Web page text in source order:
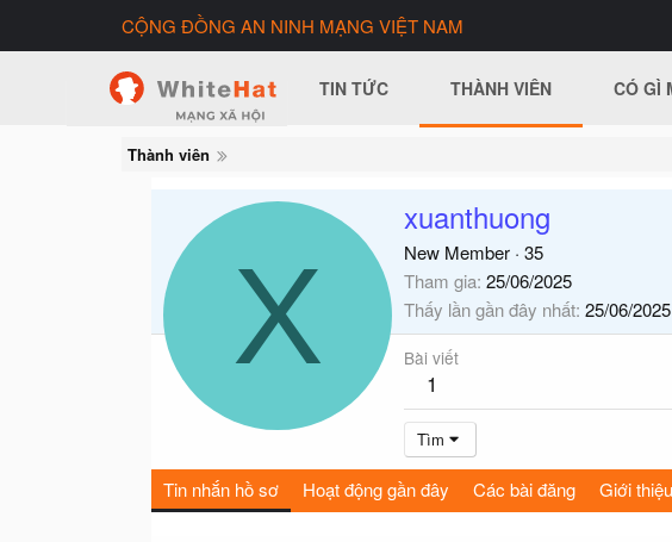
CỘNG ĐỒNG AN NINH MẠNG VIỆT NAM
TIN TỨC THÀNH VIÊN CÓ GÌ
Thành viên
X
xuanthuong
New Member · 35
Tham gia 25/06/2025
Thấy lần gần đây nhất 25/06/2025
Bài viết
1
Tìm
Tin nhắn hồ sơ Hoạt động gần đây Các bài đăng Giới thiệu